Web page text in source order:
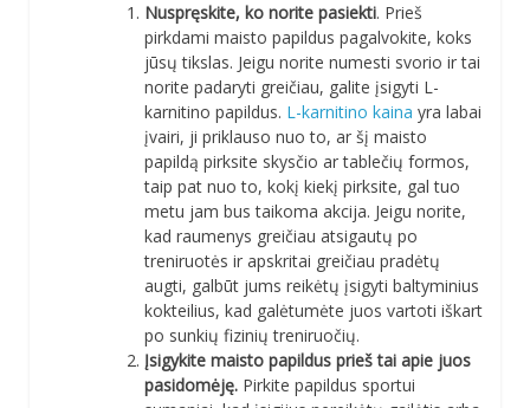
Nuspręskite, ko norite pasiekti. Prieš
pirkdami maisto papildus pagalvokite, koks
jūsų tikslas. Jeigu norite numesti svorio ir tai
norite padaryti greičiau, galite įsigyti L-
karnitino papildus. L-karnitino kaina yra labai
įvairi, ji priklauso nuo to, ar šį maisto
papildą pirksite skysčio ar tablečių formos,
taip pat nuo to, kokį kiekį pirksite, gal tuo
metu jam bus taikoma akcija. Jeigu norite,
kad raumenys greičiau atsigautų po
treniruotės ir apskritai greičiau pradėtų
augti, galbūt jums reikėtų įsigyti baltyminius
kokteilius, kad galėtumėte juos vartoti iškart
po sunkių fizinių treniruočių.
Įsigykite maisto papildus prieš tai apie juos
pasidomėję. Pirkite papildus sportui